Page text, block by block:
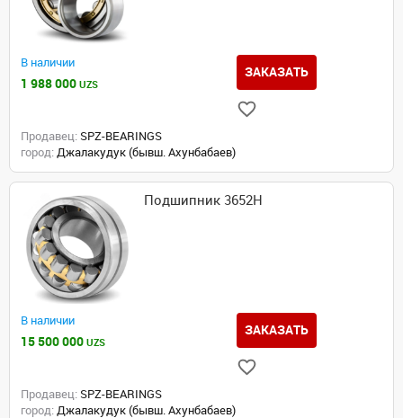
В наличии
1 988 000 UZS
ЗАКАЗАТЬ
Продавец: SPZ-BEARINGS
город: Джалакудук (бывш. Ахунбабаев)
Подшипник 3652Н
В наличии
15 500 000 UZS
ЗАКАЗАТЬ
Продавец: SPZ-BEARINGS
город: Джалакудук (бывш. Ахунбабаев)